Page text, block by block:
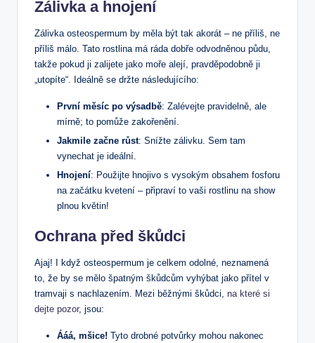
Zálivka a hnojení
Zálivka osteospermum by měla být tak akorát – ne příliš, ne
příliš málo. Tato rostlina má ráda dobře odvodněnou půdu,
takže pokud ji zalijete jako moře alejí, pravděpodobně ji
„utopíte“. Ideálně se držte následujícího:
První měsíc po výsadbě: Zalévejte pravidelně, ale
mírně; to pomůže zakořenění.
Jakmile začne růst: Snížte zálivku. Sem tam
vynechat je ideální.
Hnojení: Použijte hnojivo s vysokým obsahem fosforu
na začátku kvetení – připraví to vaši rostlinu na show
plnou květin!
Ochrana před škůdci
Ajaj! I když osteospermum je celkem odolné, neznamená
to, že by se mělo špatným škůdcům vyhýbat jako přítel v
tramvaji s nachlazením. Mezi běžnými škůdci, na které si
dejte pozor, jsou:
Ááá, mšice! Tyto drobné potvůrky mohou nakonec